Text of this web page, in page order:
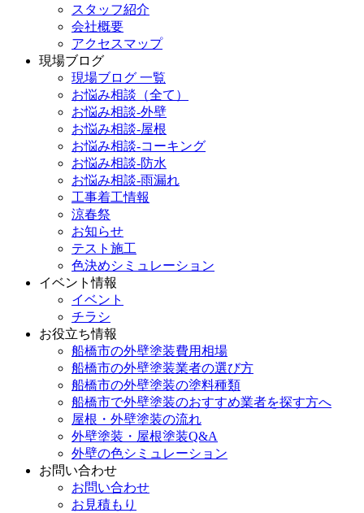
スタッフ紹介
会社概要
アクセスマップ
現場ブログ
現場ブログ 一覧
お悩み相談（全て）
お悩み相談-外壁
お悩み相談-屋根
お悩み相談-コーキング
お悩み相談-防水
お悩み相談-雨漏れ
工事着工情報
涼春祭
お知らせ
テスト施工
色決めシミュレーション
イベント情報
イベント
チラシ
お役立ち情報
船橋市の外壁塗装費用相場
船橋市の外壁塗装業者の選び方
船橋市の外壁塗装の塗料種類
船橋市で外壁塗装のおすすめ業者を探す方へ
屋根・外壁塗装の流れ
外壁塗装・屋根塗装Q&A
外壁の色シミュレーション
お問い合わせ
お問い合わせ
お見積もり